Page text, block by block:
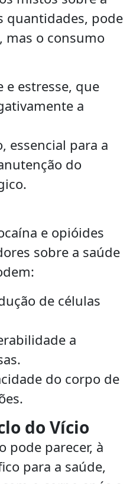
quantidades, pode
mas o consumo
e estresse, que
a
essencial para a
do
e opióides
sobre a saúde
de células
a
do corpo de
do Vício
pode parecer, à
para a saúde,